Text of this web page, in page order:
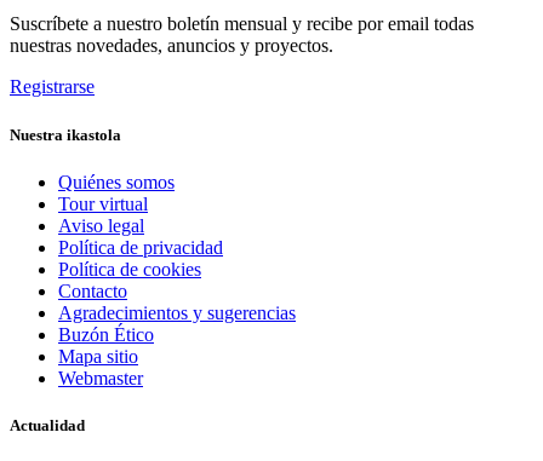
Suscríbete a nuestro boletín mensual y recibe por email todas
nuestras novedades, anuncios y proyectos.
Registrarse
Nuestra ikastola
Quiénes somos
Tour virtual
Aviso legal
Política de privacidad
Política de cookies
Contacto
Agradecimientos y sugerencias
Buzón Ético
Mapa sitio
Webmaster
Actualidad